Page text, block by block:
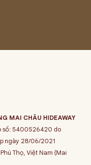
MAI CHÂU HIDEAWAY
số: 5400526420 do
ngày 28/06/2021
Thọ, Việt Nam (Mai